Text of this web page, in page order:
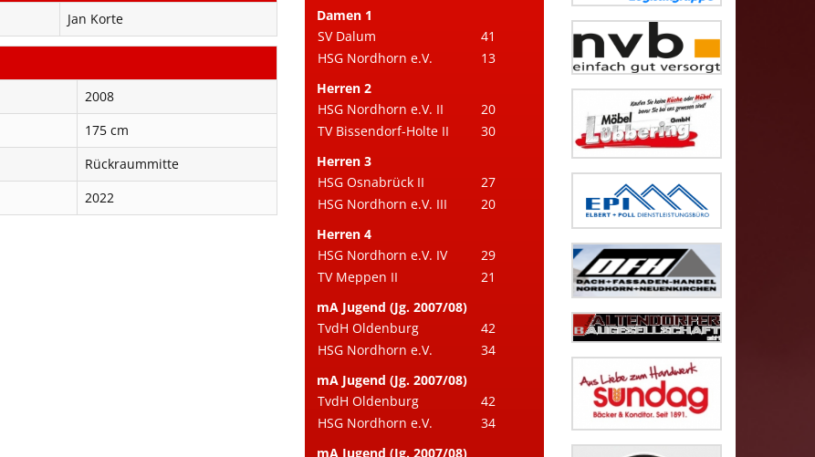
Jan Korte
2008
175 cm
Rückraummitte
2022
Damen 1
SV Dalum
41
HSG Nordhorn e.V.
13
Herren 2
HSG Nordhorn e.V. II
20
TV Bissendorf-Holte II
30
Herren 3
HSG Osnabrück II
27
HSG Nordhorn e.V. III
20
Herren 4
HSG Nordhorn e.V. IV
29
TV Meppen II
21
mA Jugend (Jg. 2007/08)
TvdH Oldenburg
42
HSG Nordhorn e.V.
34
mA Jugend (Jg. 2007/08)
TvdH Oldenburg
42
HSG Nordhorn e.V.
34
mA Jugend (Jg. 2007/08)